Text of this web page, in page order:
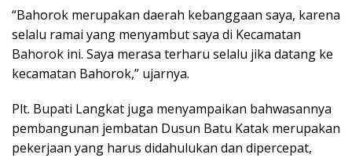
“Bahorok merupakan daerah kebanggaan saya, karena
selalu ramai yang menyambut saya di Kecamatan
Bahorok ini. Saya merasa terharu selalu jika datang ke
kecamatan Bahorok,” ujarnya.
Plt. Bupati Langkat juga menyampaikan bahwasannya
pembangunan jembatan Dusun Batu Katak merupakan
pekerjaan yang harus didahulukan dan dipercepat,